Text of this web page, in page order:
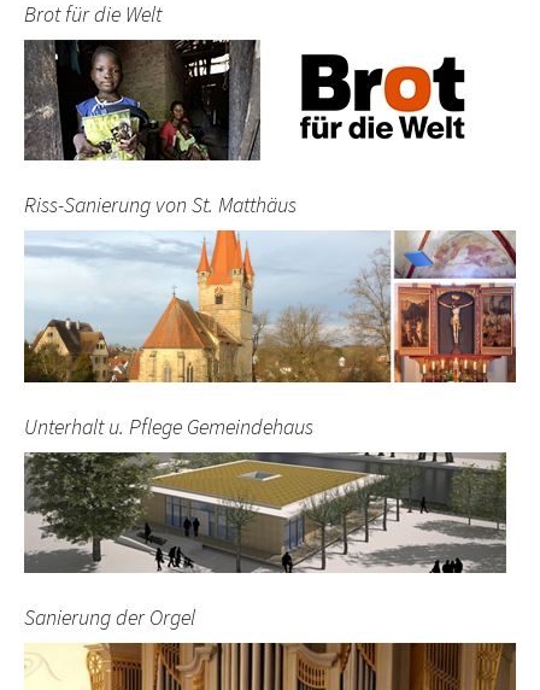
Brot für die Welt
Riss-Sanierung von St. Matthäus
Unterhalt u. Pflege Gemeindehaus
Sanierung der Orgel